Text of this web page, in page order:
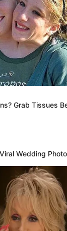
Selatan
Art School
Lagu, Presenter
Grab Tissues
Wedding